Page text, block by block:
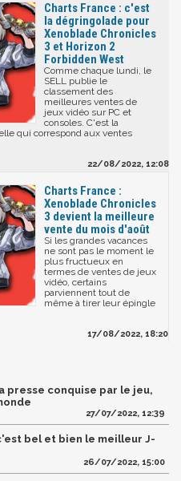
Charts France : c'est
la dégringolade pour
Xenoblade Chronicles
3 et Horizon 2
Forbidden West
Comme chaque lundi, le
SELL publie le
classement des
meilleures ventes de
jeux vidéo sur PC et
consoles. C'est la
qui correspond aux ventes
22/08/2022, 12:08
Charts France :
Xenoblade Chronicles
3 devient la meilleure
vente du mois d'août
Si les grandes vacances
ne sont pas le moment le
plus fructueux en
termes de ventes de jeux
vidéo, certains
parviennent tout de
même à tirer leur épingle
17/08/2022, 18:20
presse conquise par le jeu,
27/07/2022, 12:39
bel et bien le meilleur J-
26/07/2022, 15:00